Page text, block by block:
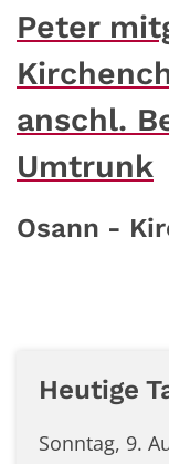
Peter
anschl.
Umtrunk
Osann -
Heutige
Sonntag, 9.